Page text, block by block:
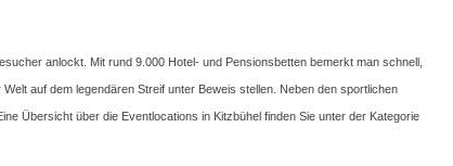
anlockt. Mit rund 9.000 Hotel- und Pensionsbetten bemerkt man schnell,
auf dem legendären Streif unter Beweis stellen. Neben den sportlichen
Übersicht über die Eventlocations in Kitzbühel finden Sie unter der Kategorie